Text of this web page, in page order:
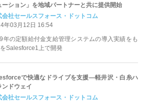
ーション」を地域パートナーと共に提供開始
会社セールスフォース・ドットコム
年03月12日 16:54
年の定額給付金支給管理システムの導入実績をも
Salesforce1上で開発
で快適なドライブを支援―軽井沢・白糸ハ
ンドウェイ
会社セールスフォース・ドットコム